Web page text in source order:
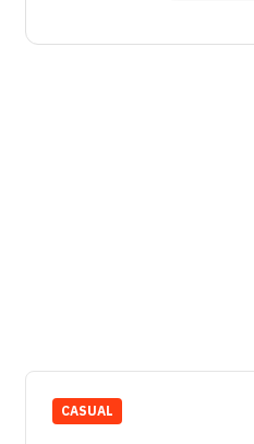
CASUAL